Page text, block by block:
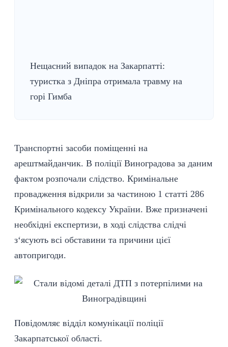
Нещасний випадок на Закарпатті:
туристка з Дніпра отримала травму на
горі Гимба
Транспортні засоби поміщенні на
арештмайданчик. В поліції Виноградова за даним
фактом розпочали слідство. Кримінальне
провадження відкрили за частиною 1 статті 286
Кримінального кодексу України. Вже призначені
необхідні експертизи, в ході слідства слідчі
з‘ясують всі обставини та причини цієї
автопригоди.
Повідомляє відділ комунікації поліції
Закарпатської області.